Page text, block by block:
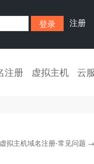
注册
注册 虚拟主机 云
虚拟主机域名注册-常见问题